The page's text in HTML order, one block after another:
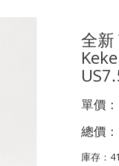
全新
單價：
總價：
庫存：